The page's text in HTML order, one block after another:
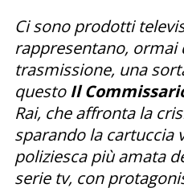
Ci sono prodotti
rappresentano, ormai
trasmissione, una
questo Il
Rai, che affronta la
sparando la cartuccia
poliziesca più amata
serie tv, con